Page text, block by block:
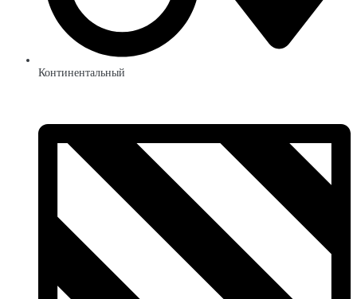
Континентальный